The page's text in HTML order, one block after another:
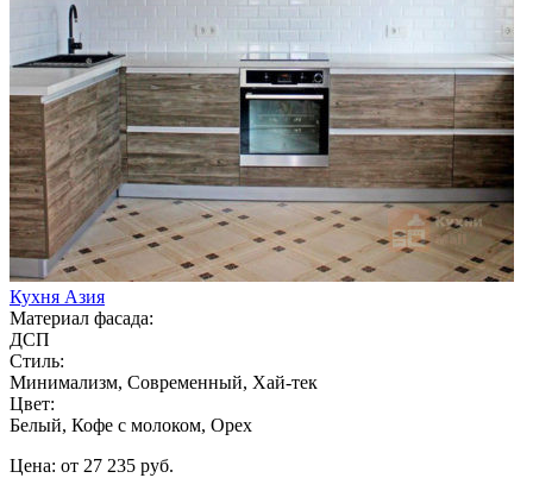
Кухня Азия
Материал фасада:
ДСП
Стиль:
Минимализм, Современный, Хай-тек
Цвет:
Белый, Кофе с молоком, Орех
Цена: от 27 235 руб.